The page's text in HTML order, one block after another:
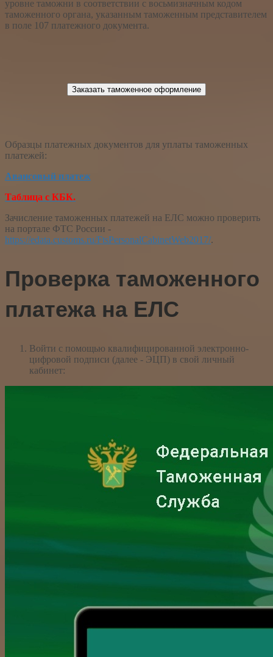
уровне таможни в соответствии с восьмизначным кодом
таможенного органа, указанным таможенным представителем
в поле 107 платежного документа.
Заказать таможенное оформление
Образцы платежных документов для уплаты таможенных
платежей:
Авансовый платеж
Таблица с КБК.
Зачисление таможенных платежей на ЕЛС можно проверить
на портале ФТС России -
https://edata.customs.ru/FtsPersonalCabinetWeb2017/.
Проверка таможенного
платежа на ЕЛС
Войти с помощью квалифицированной электронно-
цифровой подписи (далее - ЭЦП) в свой личный
кабинет: